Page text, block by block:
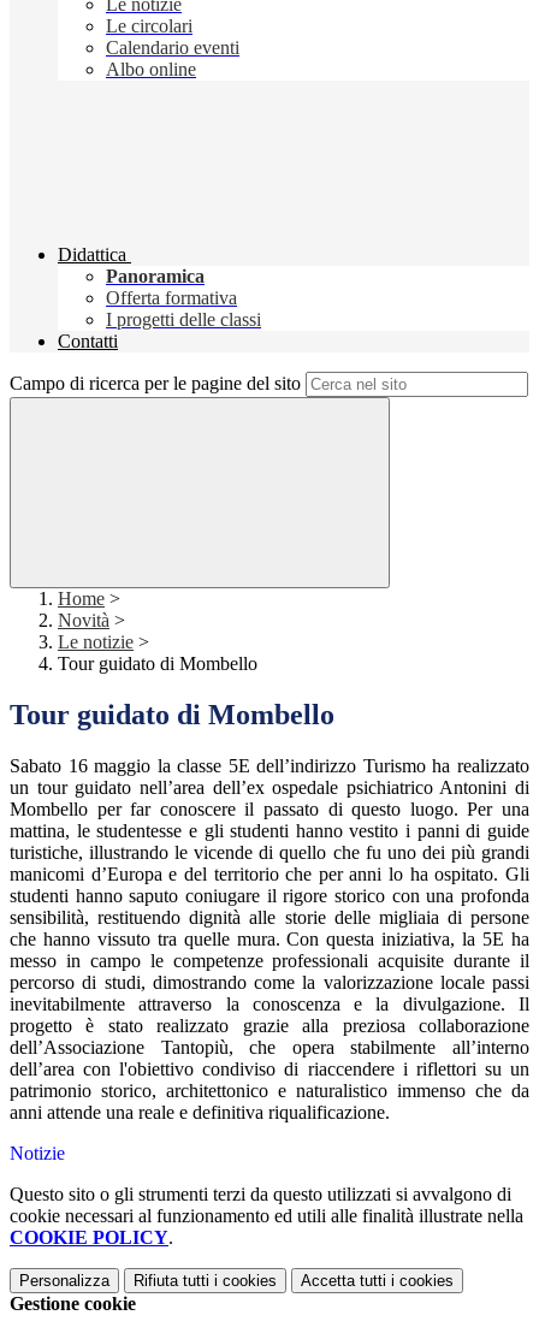
Le notizie
Le circolari
Calendario eventi
Albo online
Didattica
Panoramica
Offerta formativa
I progetti delle classi
Contatti
Campo di ricerca per le pagine del sito
Home >
Novità >
Le notizie >
Tour guidato di Mombello
Tour guidato di Mombello
Sabato 16 maggio la classe 5E dell’indirizzo Turismo ha realizzato
un tour guidato nell’area dell’ex ospedale psichiatrico Antonini di
Mombello per far conoscere il passato di questo luogo. Per una
mattina, le studentesse e gli studenti hanno vestito i panni di guide
turistiche, illustrando le vicende di quello che fu uno dei più grandi
manicomi d’Europa e del territorio che per anni lo ha ospitato. Gli
studenti hanno saputo coniugare il rigore storico con una profonda
sensibilità, restituendo dignità alle storie delle migliaia di persone
che hanno vissuto tra quelle mura.Con questa iniziativa, la 5E ha
messo in campo le competenze professionali acquisite durante il
percorso di studi, dimostrando come la valorizzazione locale passi
inevitabilmente attraverso la conoscenza e la divulgazione. Il
progetto è stato realizzato grazie alla preziosa collaborazione
dell’Associazione Tantopiù, che opera stabilmente all’interno
dell’area con l'obiettivo condiviso di riaccendere i riflettori su un
patrimonio storico, architettonico e naturalistico immenso che da
anni attende una reale e definitiva riqualificazione.
Notizie
Questo sito o gli strumenti terzi da questo utilizzati si avvalgono di
cookie necessari al funzionamento ed utili alle finalità illustrate nella
COOKIE POLICY.
Personalizza Rifiuta tutti i cookies Accetta tutti i cookies
Gestione cookie